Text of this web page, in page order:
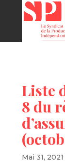
Liste
8 du
Mai 31, 2021